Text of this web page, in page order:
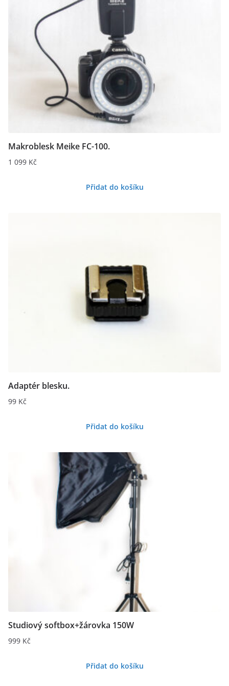
Makroblesk Meike FC-100.
1 099 Kč
Přidat do košíku
Adaptér blesku.
99 Kč
Přidat do košíku
Studiový softbox+žárovka 150W
999 Kč
Přidat do košíku